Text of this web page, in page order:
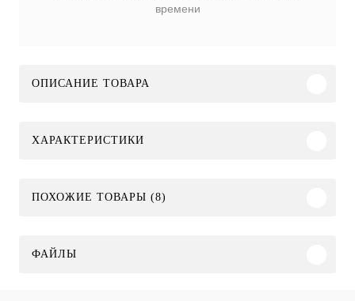
времени
ОПИСАНИЕ ТОВАРА
ХАРАКТЕРИСТИКИ
ПОХОЖИЕ ТОВАРЫ (8)
ФАЙЛЫ